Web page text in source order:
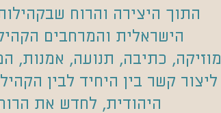
התוך היצירה והרוח
הישראלית והמרחבים
מוזיקה, כתיבה, תנועה, אמנות,
ליצור קשר בין היחיד לבין
היהודית, לחדש את